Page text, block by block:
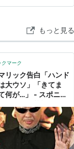
もっと見る
クマーク
リック告白「ハンド
大ウソ」「きてま
何が…」 - スポニチ